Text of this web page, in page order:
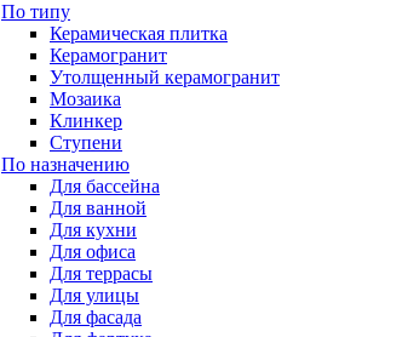
По типу
Керамическая плитка
Керамогранит
Утолщенный керамогранит
Мозаика
Клинкер
Ступени
По назначению
Для бассейна
Для ванной
Для кухни
Для офиса
Для террасы
Для улицы
Для фасада